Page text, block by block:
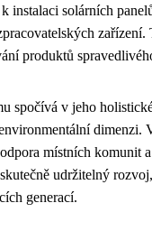
instalaci solárních
zařízení.
produktů
spočívá v jeho
dimenzi.
místních komunit
udržitelný
generací.